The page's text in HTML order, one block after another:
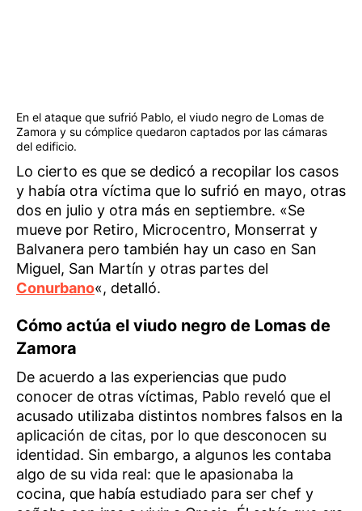
En el ataque que sufrió Pablo, el viudo negro de Lomas de
Zamora y su cómplice quedaron captados por las cámaras
del edificio.
Lo cierto es que se dedicó a recopilar los casos
y había otra víctima que lo sufrió en mayo, otras
dos en julio y otra más en septiembre. «Se
mueve por Retiro, Microcentro, Monserrat y
Balvanera pero también hay un caso en San
Miguel, San Martín y otras partes del
Conurbano«, detalló.
Cómo actúa el viudo negro de Lomas de
Zamora
De acuerdo a las experiencias que pudo
conocer de otras víctimas, Pablo reveló que el
acusado utilizaba distintos nombres falsos en la
aplicación de citas, por lo que desconocen su
identidad. Sin embargo, a algunos les contaba
algo de su vida real: que le apasionaba la
cocina, que había estudiado para ser chef y